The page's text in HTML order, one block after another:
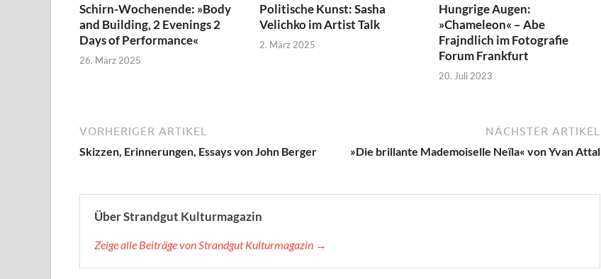
Schirn-Wochenende: »Body
and Building, 2 Evenings 2
Days of Performance«
26. März 2025
Politische Kunst: Sasha
Velichko im Artist Talk
2. März 2025
Hungrige Augen:
»Chameleon« – Abe
Frajndlich im Fotografie
Forum Frankfurt
20. Juli 2023
VORHERIGER ARTIKEL
Skizzen, Erinnerungen, Essays von John Berger
NÄCHSTER ARTIKEL
»Die brillante Mademoiselle Neïla« von Yvan Attal
Über Strandgut Kulturmagazin
Zeige alle Beiträge von Strandgut Kulturmagazin →